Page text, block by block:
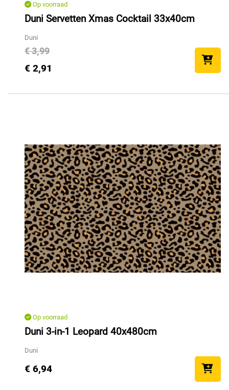
Op voorraad
Duni Servetten Xmas Cocktail 33x40cm
Duni
€ 3,99
€ 2,91
Op voorraad
Duni 3-in-1 Leopard 40x480cm
Duni
€ 6,94